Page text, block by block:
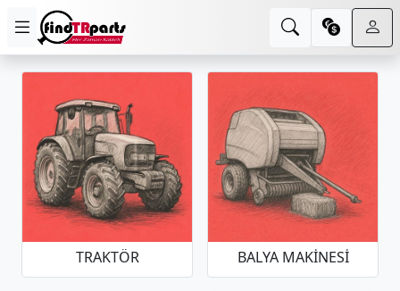
TRAKTÖR BALYA MAKINESI